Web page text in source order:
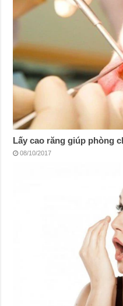
Lấy cao răng giúp phòng
08/10/2017